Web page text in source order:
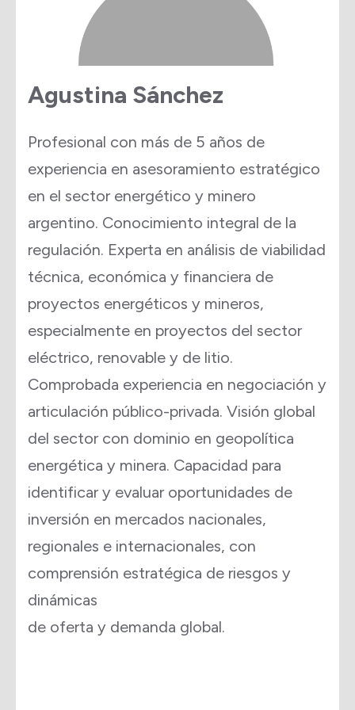
Agustina Sánchez
Profesional con más de 5 años de
experiencia en asesoramiento estratégico
en el sector energético y minero
argentino. Conocimiento integral de la
regulación. Experta en análisis de viabilidad
técnica, económica y financiera de
proyectos energéticos y mineros,
especialmente en proyectos del sector
eléctrico, renovable y de litio.
Comprobada experiencia en negociación y
articulación público-privada. Visión global
del sector con dominio en geopolítica
energética y minera. Capacidad para
identificar y evaluar oportunidades de
inversión en mercados nacionales,
regionales e internacionales, con
comprensión estratégica de riesgos y
dinámicas
de oferta y demanda global.